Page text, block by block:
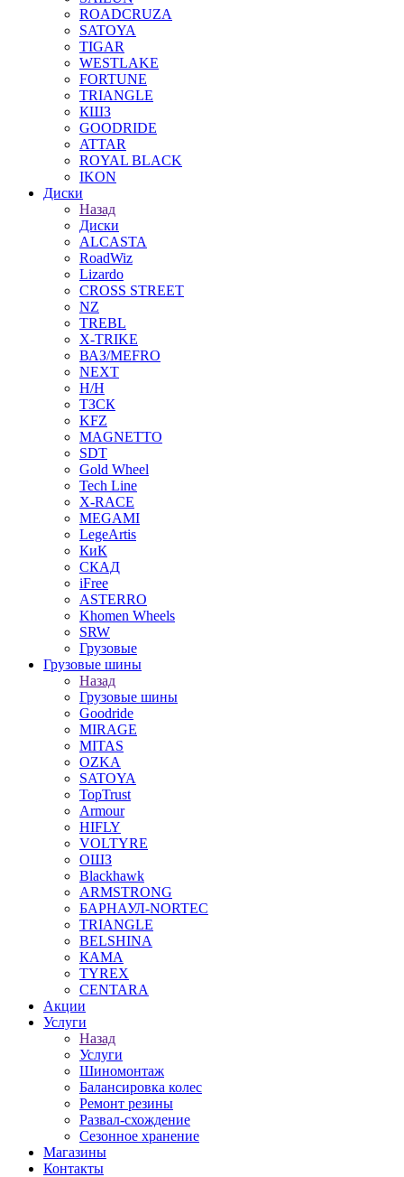
ROADCRUZA
SATOYA
TIGAR
WESTLAKE
FORTUNE
TRIANGLE
КШЗ
GOODRIDE
ATTAR
ROYAL BLACK
IKON
Диски
Назад
Диски
ALCASTA
RoadWiz
Lizardo
CROSS STREET
NZ
TREBL
X-TRIKE
ВАЗ/MEFRO
NEXT
Н/Н
ТЗСК
KFZ
MAGNETTO
SDT
Gold Wheel
Tech Line
X-RACE
MEGAMI
LegeArtis
КиК
СКАД
iFree
ASTERRO
Khomen Wheels
SRW
Грузовые
Грузовые шины
Назад
Грузовые шины
Goodride
MIRAGE
MITAS
OZKA
SATOYA
TopTrust
Armour
HIFLY
VOLTYRE
ОШЗ
Blackhawk
ARMSTRONG
БАРНАУЛ-NORTEC
TRIANGLE
BELSHINA
КАМА
TYREX
CENTARA
Акции
Услуги
Назад
Услуги
Шиномонтаж
Балансировка колес
Ремонт резины
Развал-схождение
Сезонное хранение
Магазины
Контакты